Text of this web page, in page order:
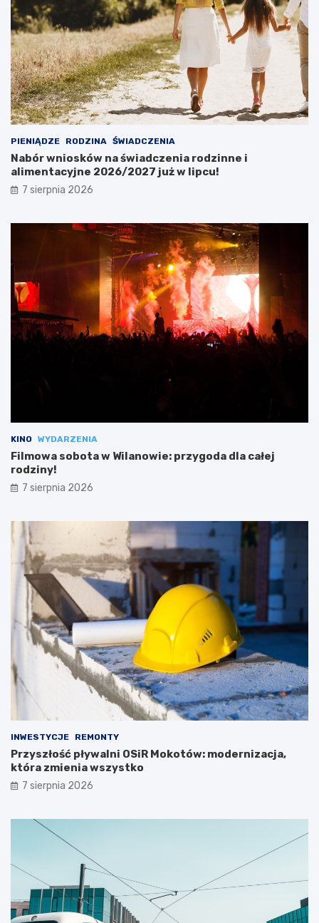
PIENIĄDZE RODZINA ŚWIADCZENIA
Nabór wniosków na świadczenia rodzinne i
alimentacyjne 2026/2027 już w lipcu!
7 sierpnia 2026
KINO WYDARZENIA
Filmowa sobota w Wilanowie: przygoda dla całej
rodziny!
7 sierpnia 2026
INWESTYCJE REMONTY
Przyszłość pływalni OSiR Mokotów: modernizacja,
która zmienia wszystko
7 sierpnia 2026